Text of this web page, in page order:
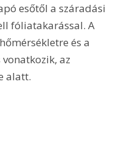
esőtől a száradási
fóliatakarással. A
és a
az
alatt.